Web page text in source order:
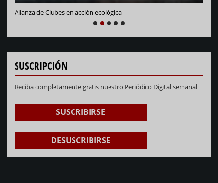
Alianza de Clubes en acción ecológica
PREVIOUS
SUSCRIPCIÓN
Reciba completamente gratis nuestro Periódico Digital semanal
SUSCRIBIRSE
DESUSCRIBIRSE